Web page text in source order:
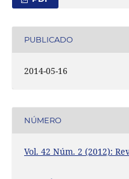
PUBLICADO
2014-05-16
NÚMERO
Vol. 42 Núm. 2 (2012):